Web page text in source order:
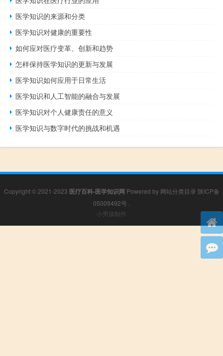
医学知识的来源和分类
医学知识对健康的重要性
如何应对医疗变革、创新和趋势
怎样保持医学知识的更新与发展
医学知识如何应用于日常生活
医学知识和人工智能的融合与发展
医学知识对个人健康责任的意义
医学知识与数字时代的挑战和机遇
Copyright © 2021-2023 医疗百科-医学知识网 Powered by 网站分类目录 陕ICP备
05009492号
小男孩制作